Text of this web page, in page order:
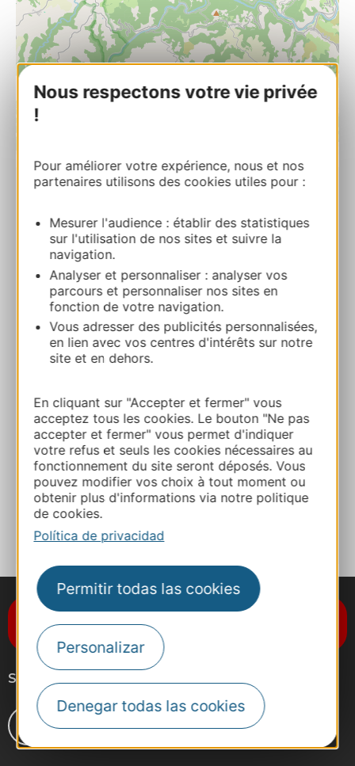
Nous respectons votre vie privée
!
Pour améliorer votre expérience, nous et nos
partenaires utilisons des cookies utiles pour :
Mesurer l'audience : établir des statistiques
sur l'utilisation de nos sites et suivre la
navigation.
Analyser et personnaliser : analyser vos
parcours et personnaliser nos sites en
fonction de votre navigation.
Vous adresser des publicités personnalisées,
en lien avec vos centres d'intérêts sur notre
site et en dehors.
En cliquant sur "Accepter et fermer" vous
acceptez tous les cookies. Le bouton "Ne pas
accepter et fermer" vous permet d'indiquer
votre refus et seuls les cookies nécessaires au
fonctionnement du site seront déposés. Vous
pouvez modifier vos choix à tout moment ou
obtenir plus d'informations via notre politique
de cookies.
Política de privacidad
Permitir todas las cookies
Personalizar
Denegar todas las cookies
Le bourg 12430 AYSSENES
Ruta y acceso
+33532528569
+33698398863
E-mail
Facebook
A MIS FAVORITOS
Suscríbase al boletín de noticias
Destination Occitanie
Síganos